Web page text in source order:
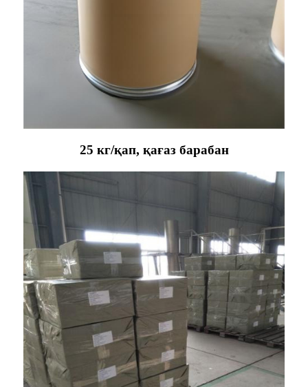
25 кг/қап, қағаз барабан